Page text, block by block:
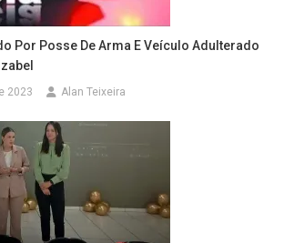
Por Posse De Arma E Veículo Adulterado
2023 Alan Teixeira